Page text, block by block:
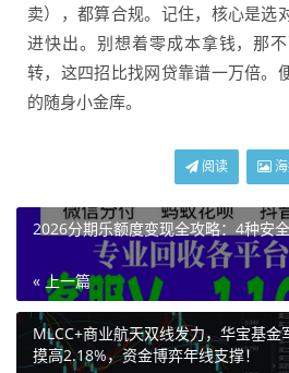
卖），都算合规。记住，核心是选
进快出。别想着零成本拿钱，那
转，这四招比找网贷靠谱一万倍。
的随身小金库。
阅读 海
2026分期乐额度变现全攻略：4种安
« 上一篇
MLCC+商业航天双线发力，华宝基金
摸高2.18%，资金博弈年线支撑！